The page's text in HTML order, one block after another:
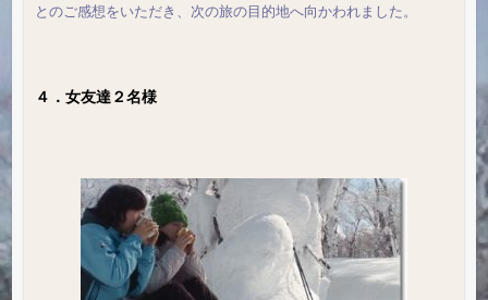
とのご感想をいただき、次の旅の目的地へ向かわれました。
４．女友達２名様